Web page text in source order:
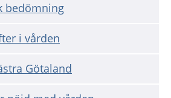
bedömning
i vården
Götaland